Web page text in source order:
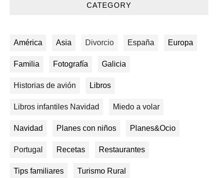
CATEGORY
América Asia Divorcio España Europa
Familia Fotografía Galicia
Historias de avión Libros
Libros infantiles Navidad Miedo a volar
Navidad Planes con niños Planes&Ocio
Portugal Recetas Restaurantes
Tips familiares Turismo Rural